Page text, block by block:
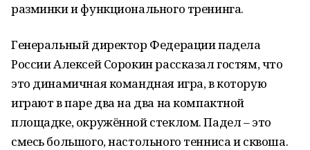
разминки и функционального тренинга.
Генеральный директор Федерации падела
России Алексей Сорокин рассказал гостям, что
это динамичная командная игра, в которую
играют в паре два на два на компактной
площадке, окружённой стеклом. Падел – это
смесь большого, настольного тенниса и сквоша.